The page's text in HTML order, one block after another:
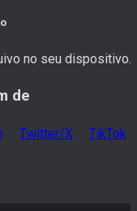
no seu dispositivo.
de
Twitter/X
TikTok